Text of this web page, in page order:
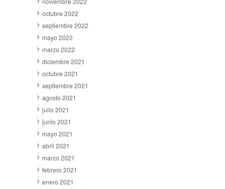
octubre 2022
septiembre 2022
mayo 2022
marzo 2022
diciembre 2021
octubre 2021
septiembre 2021
agosto 2021
julio 2021
junio 2021
mayo 2021
abril 2021
marzo 2021
febrero 2021
enero 2021